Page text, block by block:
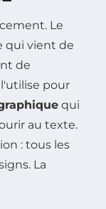
Le
qui vient de
de
pour
qui
au texte.
: tous les
La